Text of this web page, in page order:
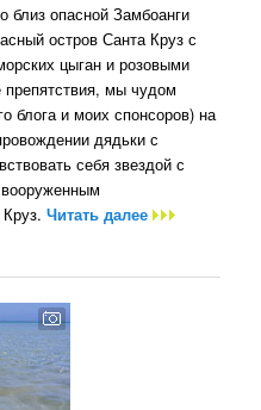
близ опасной Замбоанги
остров Санта Круз с
цыган и розовыми
мы чудом
блога и моих спонсоров) на
дядьки с
себя звездой с
Круз.Читать далее